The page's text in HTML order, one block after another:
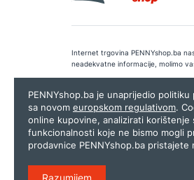
Internet trgovina PENNYshop.ba
neadekvatne informacije, molimo
Copyright © 2026.Penny plus
PENNYshop.ba je unaprijedio
sa novom europskom regulativom.
online kupovine, analizirati korištenje
funkcionalnosti koje ne bismo mogli
prodavnice PENNYshop.ba
Razumijem